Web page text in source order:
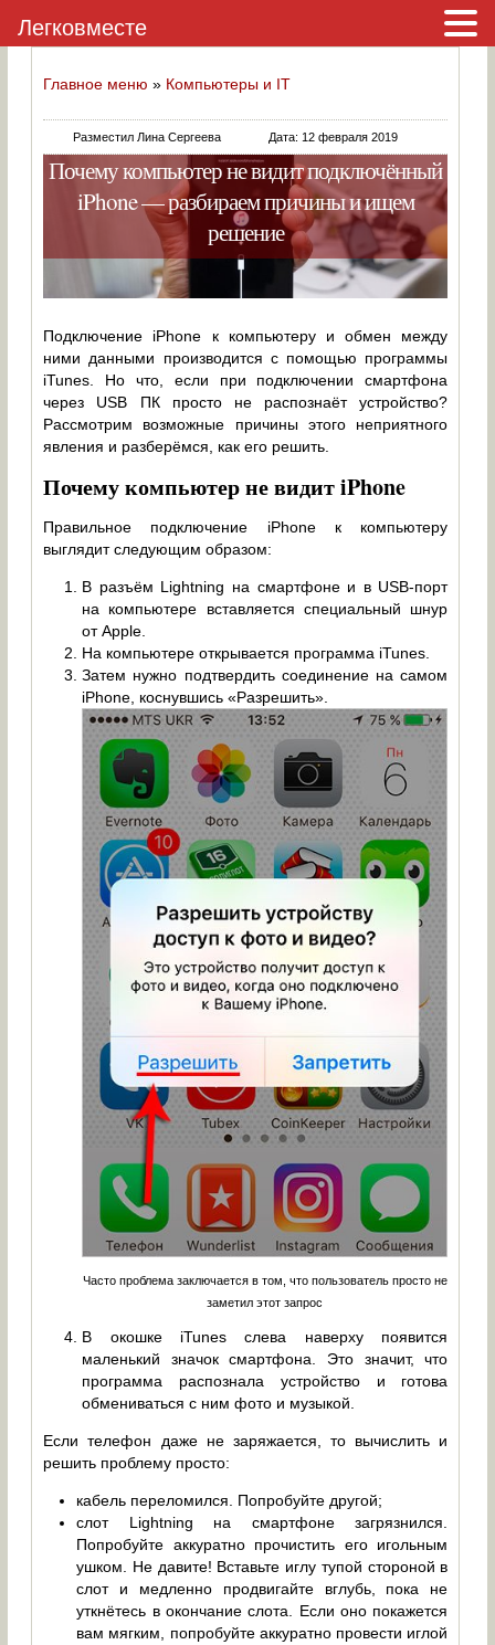
Главное меню » Компьютеры и IT
Разместил Лина Сергеева Дата: 12 февраля 2019
Почему компьютер не видит подключённый
iPhone — разбираем причины и ищем
решение
Подключение iPhone к компьютеру и обмен между
ними данными производится с помощью программы
iTunes. Но что, если при подключении смартфона
через USB ПК просто не распознаёт устройство?
Рассмотрим возможные причины этого неприятного
явления и разберёмся, как его решить.
Почему компьютер не видит iPhone
Правильное подключение iPhone к компьютеру
выглядит следующим образом:
В разъём Lightning на смартфоне и в USB-порт
на компьютере вставляется специальный шнур
от Apple.
На компьютере открывается программа iTunes.
Затем нужно подтвердить соединение на самом
iPhone, коснувшись «Разрешить».
Часто проблема заключается в том, что пользователь просто не
заметил этот запрос
В окошке iTunes слева наверху появится
маленький значок смартфона. Это значит, что
программа распознала устройство и готова
обмениваться с ним фото и музыкой.
Если телефон даже не заряжается, то вычислить и
решить проблему просто:
кабель переломился. Попробуйте другой;
слот Lightning на смартфоне загрязнился.
Попробуйте аккуратно прочистить его игольным
ушком. Не давите! Вставьте иглу тупой стороной в
слот и медленно продвигайте вглубь, пока не
уткнётесь в окончание слота. Если оно покажется
вам мягким, попробуйте аккуратно провести иглой
Легковместе